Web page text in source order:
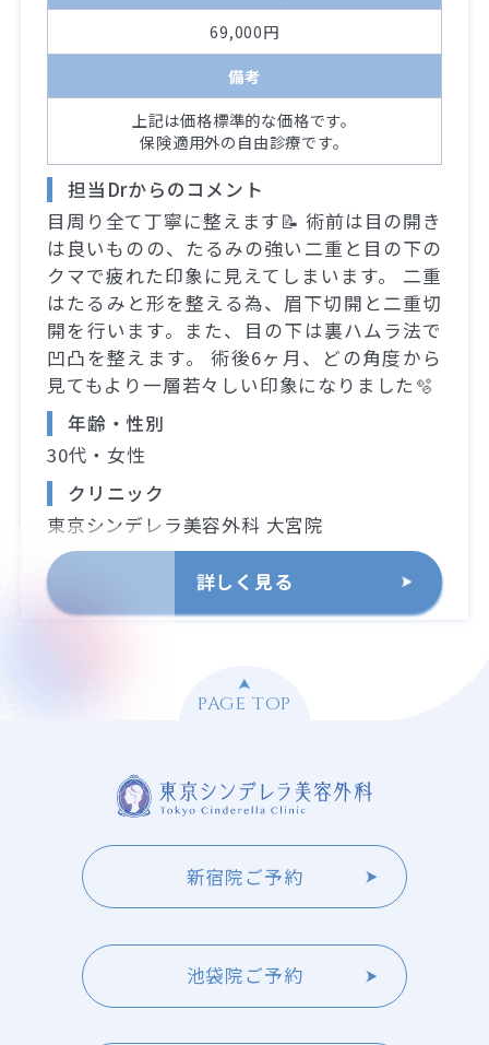
69,000円
備考
上記は価格標準的な価格です。
保険適用外の自由診療です。
担当Drからのコメント
目周り全て丁寧に整えます📝 術前は目の開き
は良いものの、たるみの強い二重と目の下の
クマで疲れた印象に見えてしまいます。 二重
はたるみと形を整える為、眉下切開と二重切
開を行います。また、目の下は裏ハムラ法で
凹凸を整えます。 術後6ヶ月、どの角度から
見てもより一層若々しい印象になりました🫧
年齢・性別
30代・女性
クリニック
東京シンデレラ美容外科 大宮院
詳しく見る
PAGE TOP
新宿院ご予約
池袋院ご予約